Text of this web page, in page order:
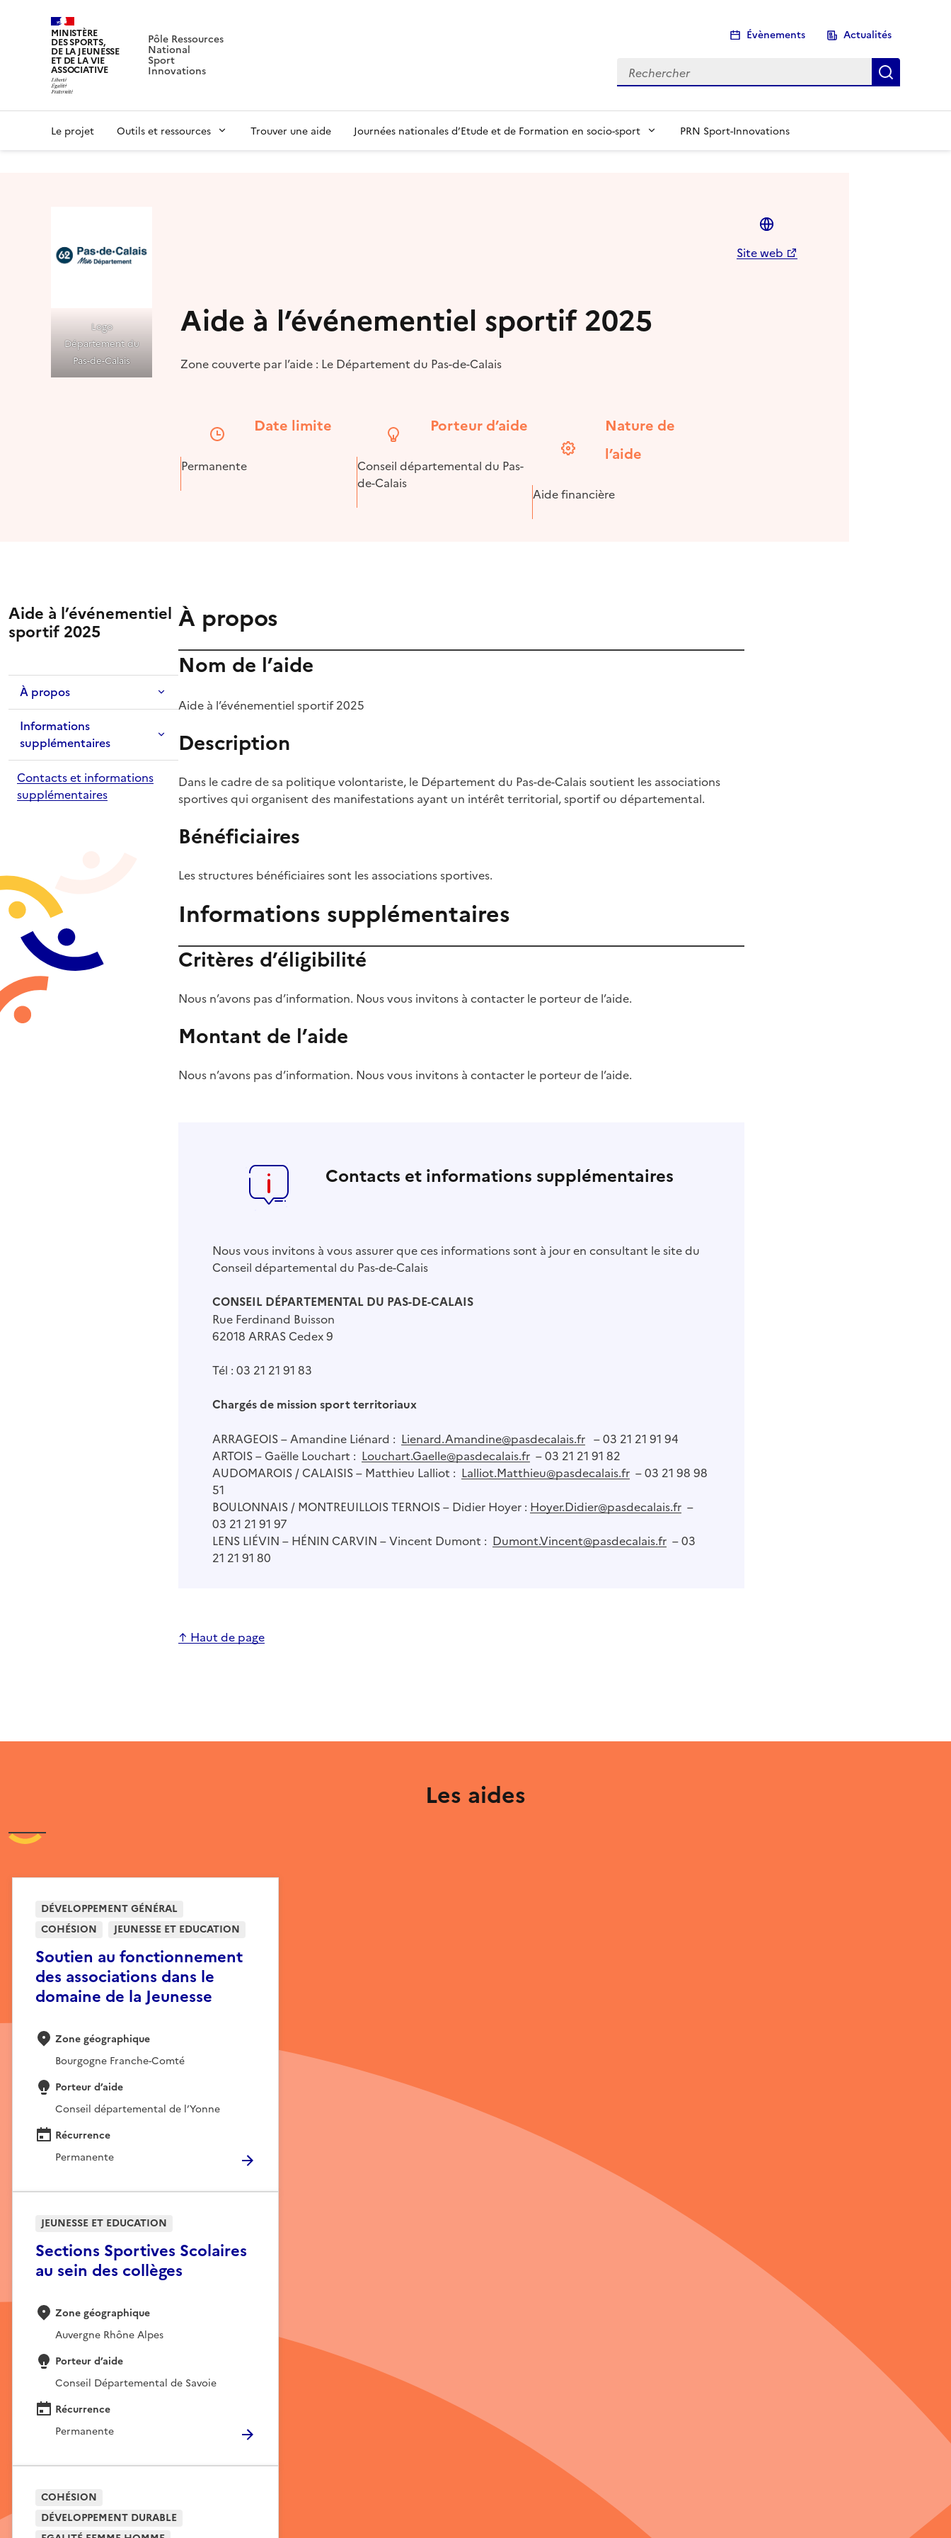
MINISTÈRE
DES SPORTS,
DE LA JEUNESSE
ET DE LA VIE
ASSOCIATIVE
Pôle Ressources
National
Sport
Innovations
Évènements Actualités
Rechercher
Le projet Outils et ressources Trouver une aide Journées nationales d’Etude et de Formation en socio-sport PRN Sport-Innovations
Logo
Département du
Pas-de-Calais
Aide à l’événementiel sportif 2025
Zone couverte par l’aide : Le Département du Pas-de-Calais
Site web
Date limite
Permanente
Porteur d’aide
Conseil départemental du Pas-
de-Calais
Nature de
l’aide
Aide financière
Aide à l’événementiel
sportif 2025
À propos
Informations
supplémentaires
Contacts et informations
supplémentaires
À propos
Nom de l’aide
Aide à l’événementiel sportif 2025
Description
Dans le cadre de sa politique volontariste, le Département du Pas-de-Calais soutient les associations
sportives qui organisent des manifestations ayant un intérêt territorial, sportif ou départemental.
Bénéficiaires
Les structures bénéficiaires sont les associations sportives.
Informations supplémentaires
Critères d’éligibilité
Nous n’avons pas d’information. Nous vous invitons à contacter le porteur de l’aide.
Montant de l’aide
Nous n’avons pas d’information. Nous vous invitons à contacter le porteur de l’aide.
Contacts et informations supplémentaires
Nous vous invitons à vous assurer que ces informations sont à jour en consultant le site du
Conseil départemental du Pas-de-Calais
CONSEIL DÉPARTEMENTAL DU PAS-DE-CALAIS
Rue Ferdinand Buisson
62018 ARRAS Cedex 9
Tél : 03 21 21 91 83
Chargés de mission sport territoriaux
ARRAGEOIS – Amandine Liénard : Lienard.Amandine@pasdecalais.fr – 03 21 21 91 94
ARTOIS – Gaëlle Louchart : Louchart.Gaelle@pasdecalais.fr – 03 21 21 91 82
AUDOMAROIS / CALAISIS – Matthieu Lalliot : Lalliot.Matthieu@pasdecalais.fr – 03 21 98 98
51
BOULONNAIS / MONTREUILLOIS TERNOIS – Didier Hoyer : Hoyer.Didier@pasdecalais.fr –
03 21 21 91 97
LENS LIÉVIN – HÉNIN CARVIN – Vincent Dumont : Dumont.Vincent@pasdecalais.fr – 03
21 21 91 80
↑ Haut de page
Les aides
Soutien au fonctionnement
des associations dans le
domaine de la Jeunesse
DÉVELOPPEMENT GÉNÉRAL
COHÉSION
JEUNESSE ET EDUCATION
Zone géographique
Bourgogne Franche-Comté
Porteur d’aide
Conseil départemental de l’Yonne
Récurrence
Permanente
Sections Sportives Scolaires
au sein des collèges
JEUNESSE ET EDUCATION
Zone géographique
Auvergne Rhône Alpes
Porteur d’aide
Conseil Départemental de Savoie
Récurrence
Permanente
COHÉSION
DÉVELOPPEMENT DURABLE